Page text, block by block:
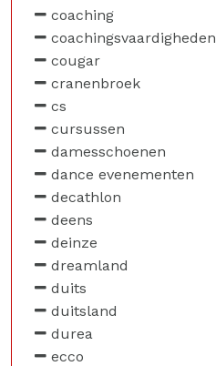
coaching
coachingsvaardigheden
cougar
cranenbroek
cs
cursussen
damesschoenen
dance evenementen
decathlon
deens
deinze
dreamland
duits
duitsland
durea
ecco